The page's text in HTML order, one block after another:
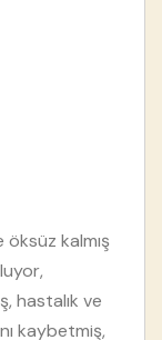
kalmış
hastalık ve
kaybetmiş,